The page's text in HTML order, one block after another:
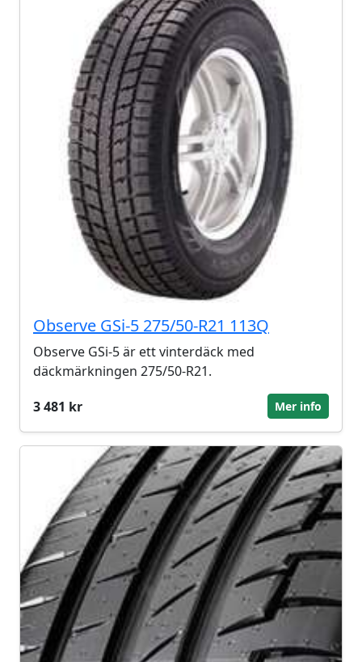
Observe GSi-5 275/50-R21 113Q
Observe GSi-5 är ett vinterdäck med
däckmärkningen 275/50-R21.
3 481 kr
Mer info